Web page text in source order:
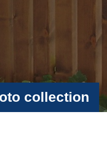
collection